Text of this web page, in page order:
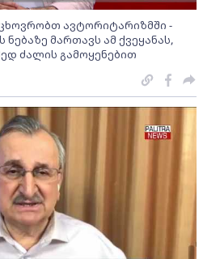
ავტორიტარიზმში -
ნებაზე მართავს ამ ქვეყანას,
ძალის გამოყენებით